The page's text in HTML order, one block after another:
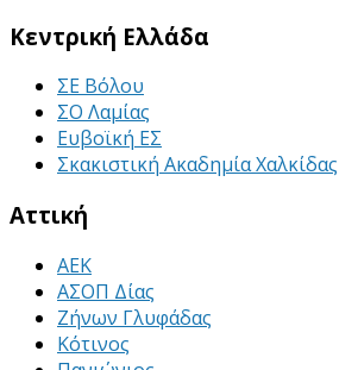
Κεντρική Ελλάδα
ΣΕ Βόλου
ΣΟ Λαμίας
Ευβοϊκή ΕΣ
Σκακιστική Ακαδημία Χαλκίδας
Αττική
ΑΕΚ
ΑΣΟΠ Δίας
Ζήνων Γλυφάδας
Κότινος